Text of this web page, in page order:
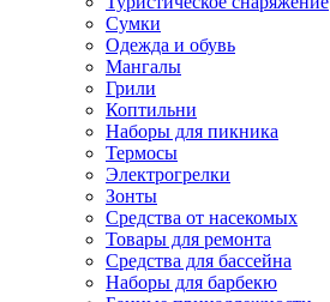
Сумки
Одежда и обувь
Мангалы
Грили
Коптильни
Наборы для пикника
Термосы
Электрогрелки
Зонты
Средства от насекомых
Товары для ремонта
Средства для бассейна
Наборы для барбекю